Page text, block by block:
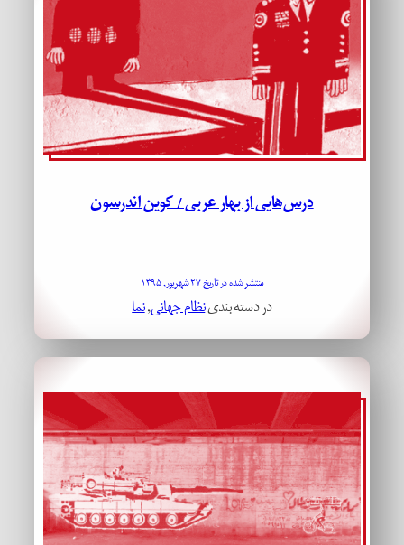
درس‌هایی از بهار عربی / کوین اندرسون
منتشر شده در تاریخ ۲۷ شهریور, ۱۳۹۵
در دسته بندینظام جهانی, نما